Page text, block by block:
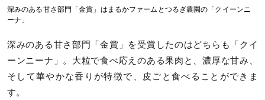
深みのある甘さ部門「金賞」はまるかファームとつるぎ農園の「クイーンニ
ーナ」
深みのある甘さ部門「金賞」を受賞したのはどちらも「クイ
ーンニーナ」。大粒で食べ応えのある果肉と、濃厚な甘み、
そして華やかな香りが特徴で、皮ごと食べることができま
す。